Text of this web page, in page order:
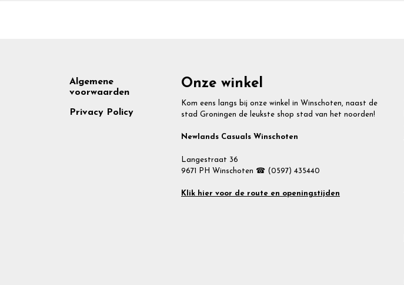
Footer
Algemene
voorwaarden
Privacy Policy
Onze winkel
Kom eens langs bij onze winkel in Winschoten, naast de
stad Groningen de leukste shop stad van het noorden!
Newlands Casuals Winschoten
Langestraat 36
9671 PH Winschoten ☎ (0597) 435440
Klik hier voor de route en openingstijden